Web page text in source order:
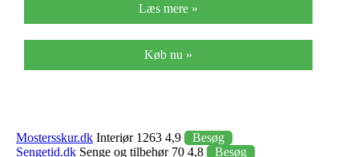
Læs mere »
Køb nu »
Mostersskur.dk Interiør 1263 4,9
Besøg
Sengetid.dk Senge og tilbehør 70 4,8
Besøg